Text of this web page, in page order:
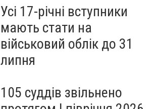
Усі 17-річні вступники
мають стати на
військовий облік до 31
липня
105 суддів звільнено